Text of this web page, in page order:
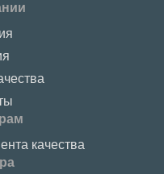
качества